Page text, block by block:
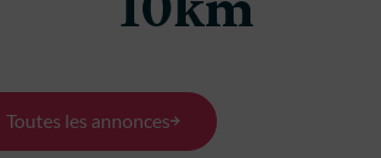
100 m²
Toutes les annonces